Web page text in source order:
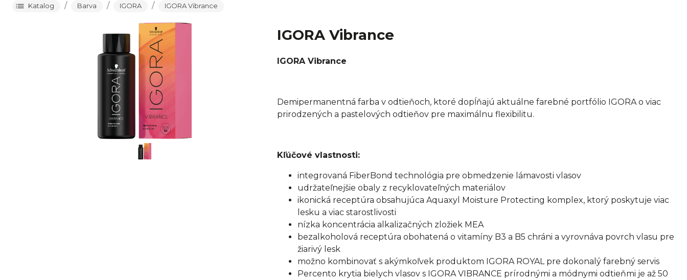
Katalog / Barva / IGORA / IGORA Vibrance
IGORA Vibrance
IGORA Vibrance
Demipermanentná farba v odtieňoch, ktoré dopĺňajú aktuálne farebné portfólio IGORA o viac
prirodzených a pastelových odtieňov pre maximálnu flexibilitu.
Kľúčové vlastnosti:
integrovaná FiberBond technológia pre obmedzenie lámavosti vlasov
udržateľnejšie obaly z recyklovateľných materiálov
ikonická receptúra obsahujúca Aquaxyl Moisture Protecting komplex, ktorý poskytuje viac
lesku a viac starostlivosti
nízka koncentrácia alkalizačných zložiek MEA
bezalkoholová receptúra obohatená o vitamíny B3 a B5 chráni a vyrovnáva povrch vlasu pre
žiarivý lesk
možno kombinovať s akýmkoľvek produktom IGORA ROYAL pre dokonalý farebný servis
Percento krytia bielych vlasov s IGORA VIBRANCE prírodnými a módnymi odtieňmi je až 50